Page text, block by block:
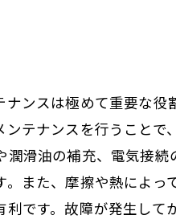
ンスは極めて重要な
テナンスを行うことで
滑油の補充、電気接
また、摩擦や熱によ
です。故障が発生し